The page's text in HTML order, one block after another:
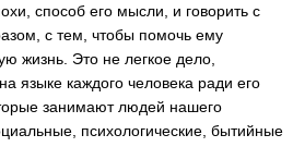
способ его мысли, и говорить с
с тем, чтобы помочь ему
жизнь. Это не легкое дело,
языке каждого человека ради его
занимают людей нашего
психологические, бытийные